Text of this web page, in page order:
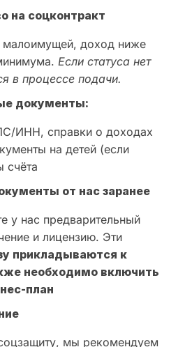
на соцконтракт
малоимущей, доход ниже
Если статуса нет
в процессе подачи.
документы:
ИНН, справки о доходах
на детей (если
счёта
от нас заранее
у нас предварительный
и лицензию. Эти
прикладываются к
необходимо включить
план
мы рекомендуем